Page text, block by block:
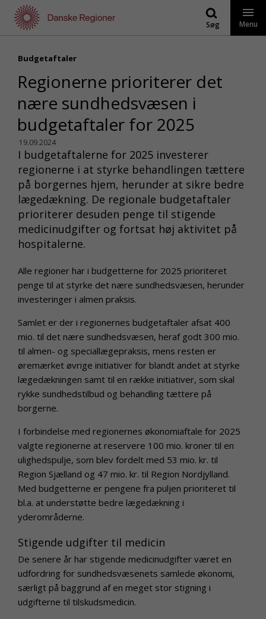
indhold
Søg Menu
Budgetaftaler
Regionerne prioriterer det
nære sundhedsvæsen i
budgetaftaler for 2025
19.09.2024
I budgetaftalerne for 2025 investerer
regionerne i at styrke behandlingen tættere
på borgernes hjem, herunder at sikre bedre
lægedækning. De regionale budgetaftaler
prioriterer desuden penge til stigende
medicinudgifter og fortsat høj aktivitet på
hospitalerne.
Alle regioner har i budgetterne for 2025 prioriteret
penge til at styrke det nære sundhedsvæsen, herunder
investeringer i almen praksis.
Samlet er der i regionernes budgetaftaler afsat 400
mio. til det nære sundhedsvæsen, heraf godt 300 mio.
til almen- og speciallægepraksis, mens resten er
øremærket øvrige initiativer for blandt andet at styrke
lægedækningen samt til en række initiativer, som skal
rykke sundhedstilbud og behandling tættere på
borgerne.
I forbindelse med regionernes økonomiaftale for 2025
valgte regionerne at reservere 100 mio. kroner til en
ulighedspulje, som blev fordelt med 53 mio. kr. til
Region Sjælland og 47 mio. kr. til Region Nordjylland.
Med budgetterne er pengene fra puljen prioriteret til
bl.a. at understøtte bedre lægedækning i
yderområderne.
Stigende udgifter til medicin
De senere år har stigende medicinudgifter været en
udfordring for sundhedsvæsenets samlede økonomi,
særligt på baggrund af en meget stor stigning i
udgifterne til tilskudsmedicin.